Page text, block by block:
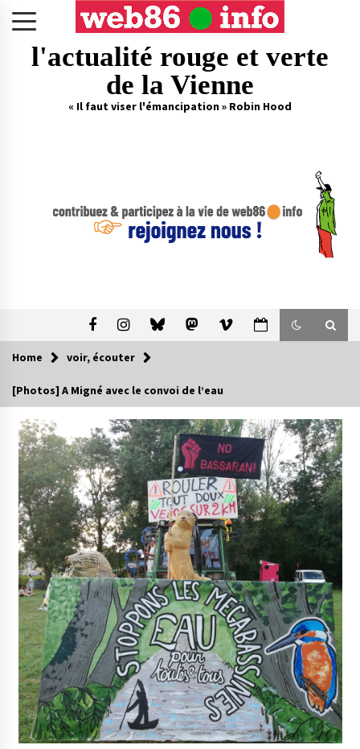
l'actualité rouge et verte
de la Vienne
« Il faut viser l'émancipation » Robin Hood
Home voir, écouter
[Photos] A Migné avec le convoi de l’eau